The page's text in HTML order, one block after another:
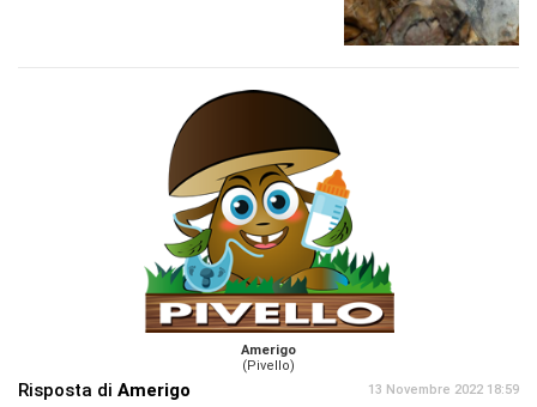
Amerigo
(Pivello)
Risposta di Amerigo 13 Novembre 2022 18:59